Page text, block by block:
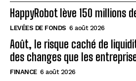
HappyRobot lève 150 millions
LEVÉES DE FONDS 6 août 2026
Août, le risque caché de
des changes que les
FINANCE 6 août 2026